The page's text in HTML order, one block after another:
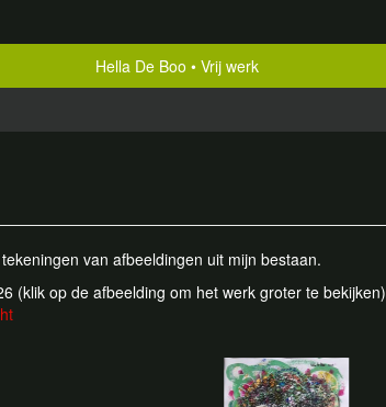
Hella De Boo
Vrij werk
van afbeeldingen uit mijn bestaan.
(klik op de afbeelding om het werk groter te bekijken)